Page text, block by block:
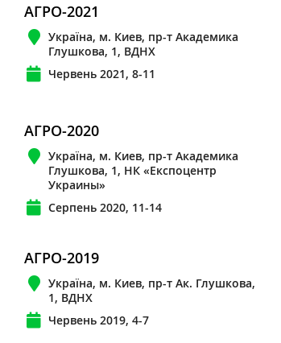
АГРО-2021
Україна, м. Киев, пр-т Академика
Глушкова, 1, ВДНХ
Червень 2021, 8-11
АГРО-2020
Україна, м. Киев, пр-т Академика
Глушкова, 1, НК «Експоцентр
Украины»
Серпень 2020, 11-14
АГРО-2019
Україна, м. Киев, пр-т Ак. Глушкова,
1, ВДНХ
Червень 2019, 4-7